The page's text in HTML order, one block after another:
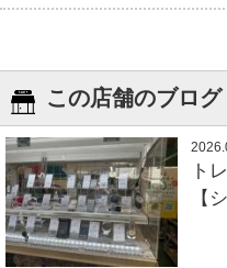
この店舗のブログ
ト
【